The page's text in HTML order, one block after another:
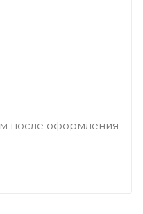
после оформления